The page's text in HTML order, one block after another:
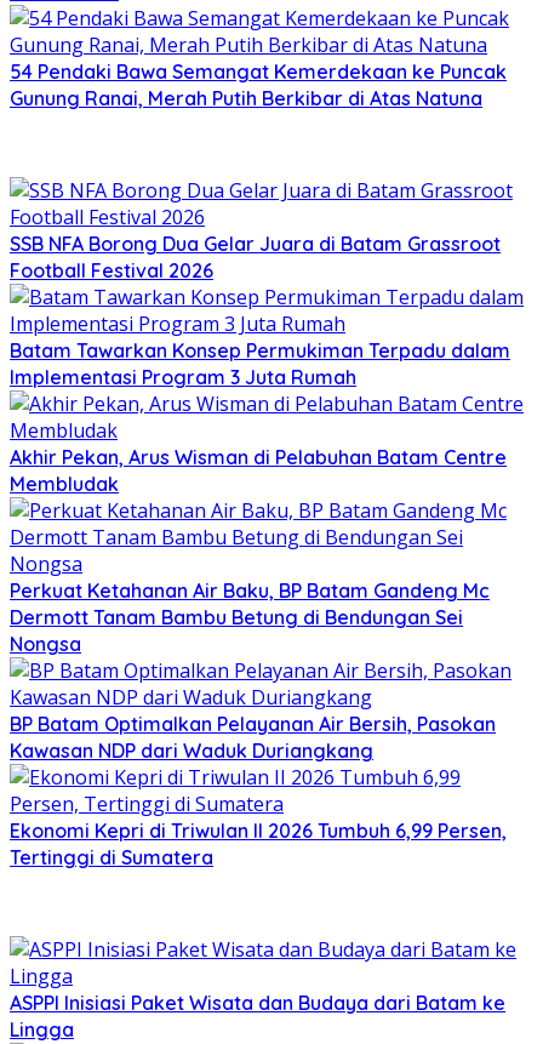
54 Pendaki Bawa Semangat Kemerdekaan ke Puncak
Gunung Ranai, Merah Putih Berkibar di Atas Natuna
SSB NFA Borong Dua Gelar Juara di Batam Grassroot
Football Festival 2026
Batam Tawarkan Konsep Permukiman Terpadu dalam
Implementasi Program 3 Juta Rumah
Akhir Pekan, Arus Wisman di Pelabuhan Batam Centre
Membludak
Perkuat Ketahanan Air Baku, BP Batam Gandeng Mc
Dermott Tanam Bambu Betung di Bendungan Sei
Nongsa
BP Batam Optimalkan Pelayanan Air Bersih, Pasokan
Kawasan NDP dari Waduk Duriangkang
Ekonomi Kepri di Triwulan II 2026 Tumbuh 6,99 Persen,
Tertinggi di Sumatera
ASPPI Inisiasi Paket Wisata dan Budaya dari Batam ke
Lingga